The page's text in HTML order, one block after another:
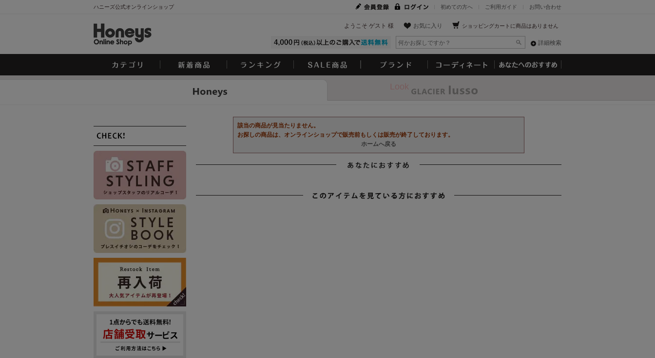
ハニーズ公式オンラインショップ お問い合わせ
ご利用ガイド
初めての方へ
ショッピングカートに商品はありません
お気に入り
ようこそ ゲスト 様
詳細検索
Look
該当の商品が見当たりません。
お探しの商品は、オンラインショップで販売前もしくは販売が終了しております。
ホームへ戻る